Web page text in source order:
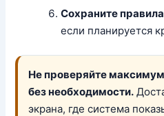
Сохраните
если планируется
Не проверяйте
без необходимости.
экрана, где система